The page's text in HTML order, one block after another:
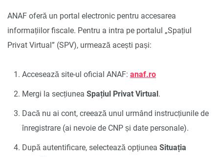
ANAF oferă un portal electronic pentru accesarea
informațiilor fiscale. Pentru a intra pe portalul „Spațiul
Privat Virtual” (SPV), urmează acești pași:
Accesează site-ul oficial ANAF: anaf.ro
Mergi la secțiunea Spațiul Privat Virtual.
Dacă nu ai cont, creează unul urmând instrucțiunile de
înregistrare (ai nevoie de CNP și date personale).
După autentificare, selectează opțiunea Situația